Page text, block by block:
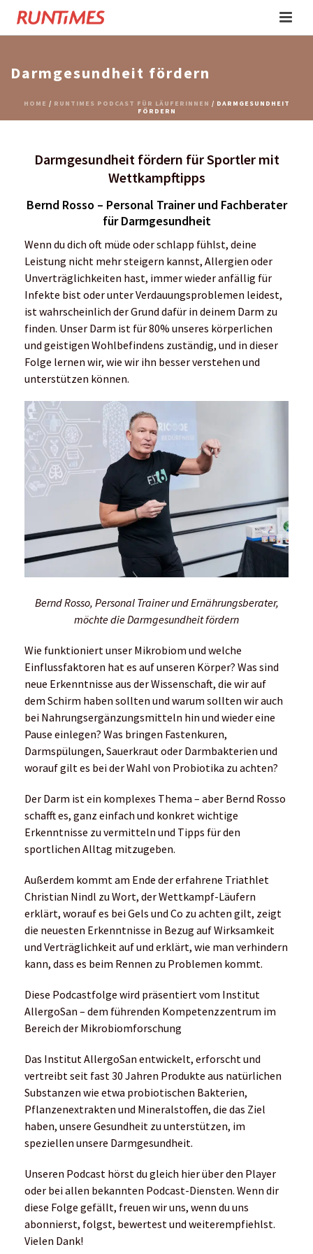
Darmgesundheit fördern
HOME / RUNTIMES PODCAST FÜR LÄUFERINNEN / DARMGESUNDHEIT
FÖRDERN
Darmgesundheit fördern für Sportler mit
Wettkampftipps
Bernd Rosso – Personal Trainer und Fachberater
für Darmgesundheit
Wenn du dich oft müde oder schlapp fühlst, deine
Leistung nicht mehr steigern kannst, Allergien oder
Unverträglichkeiten hast, immer wieder anfällig für
Infekte bist oder unter Verdauungsproblemen leidest,
ist wahrscheinlich der Grund dafür in deinem Darm zu
finden. Unser Darm ist für 80% unseres körperlichen
und geistigen Wohlbefindens zuständig, und in dieser
Folge lernen wir, wie wir ihn besser verstehen und
unterstützen können.
Bernd Rosso, Personal Trainer und Ernährungsberater,
möchte die Darmgesundheit fördern
Wie funktioniert unser Mikrobiom und welche
Einflussfaktoren hat es auf unseren Körper? Was sind
neue Erkenntnisse aus der Wissenschaft, die wir auf
dem Schirm haben sollten und warum sollten wir auch
bei Nahrungsergänzungsmitteln hin und wieder eine
Pause einlegen? Was bringen Fastenkuren,
Darmspülungen, Sauerkraut oder Darmbakterien und
worauf gilt es bei der Wahl von Probiotika zu achten?
Der Darm ist ein komplexes Thema – aber Bernd Rosso
schafft es, ganz einfach und konkret wichtige
Erkenntnisse zu vermitteln und Tipps für den
sportlichen Alltag mitzugeben.
Außerdem kommt am Ende der erfahrene Triathlet
Christian Nindl zu Wort, der Wettkampf-Läufern
erklärt, worauf es bei Gels und Co zu achten gilt, zeigt
die neuesten Erkenntnisse in Bezug auf Wirksamkeit
und Verträglichkeit auf und erklärt, wie man verhindern
kann, dass es beim Rennen zu Problemen kommt.
Diese Podcastfolge wird präsentiert vom Institut
AllergoSan – dem führenden Kompetenzzentrum im
Bereich der Mikrobiomforschung
Das Institut AllergoSan entwickelt, erforscht und
vertreibt seit fast 30 Jahren Produkte aus natürlichen
Substanzen wie etwa probiotischen Bakterien,
Pflanzenextrakten und Mineralstoffen, die das Ziel
haben, unsere Gesundheit zu unterstützen, im
speziellen unsere Darmgesundheit.
Unseren Podcast hörst du gleich hier über den Player
oder bei allen bekannten Podcast-Diensten. Wenn dir
diese Folge gefällt, freuen wir uns, wenn du uns
abonnierst, folgst, bewertest und weiterempfiehlst.
Vielen Dank!